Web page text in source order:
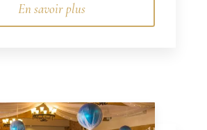
En savoir plus